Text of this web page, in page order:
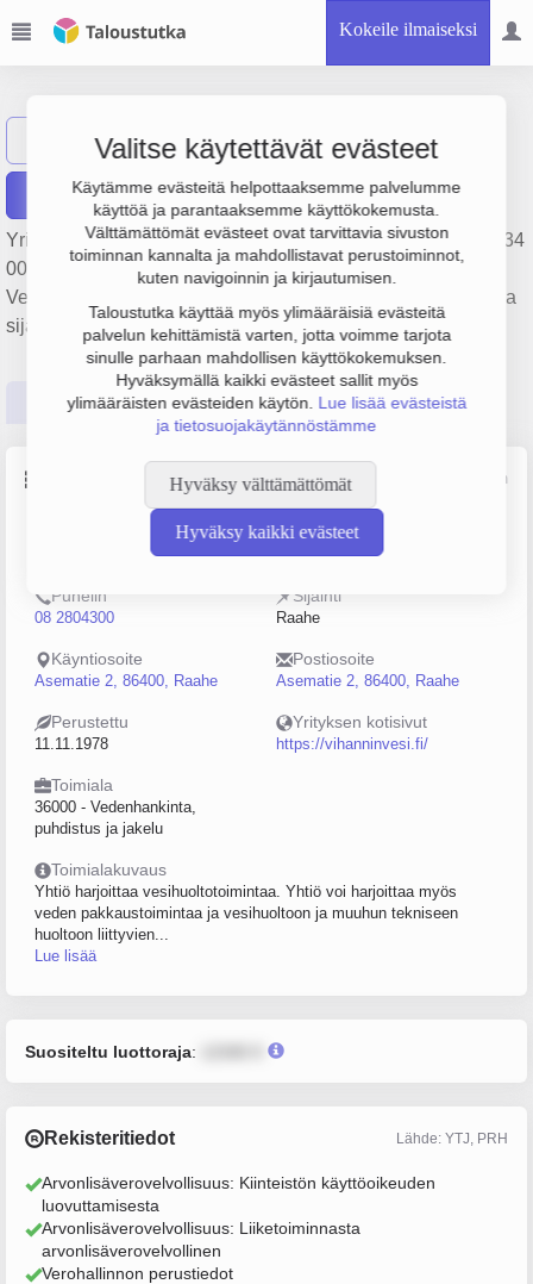
Kokeile ilmaiseksi
Valitse käytettävät evästeet
Käytämme evästeitä helpottaaksemme palvelumme
käyttöä ja parantaaksemme käyttökokemusta.
Välttämättömät evästeet ovat tarvittavia sivuston
toiminnan kannalta ja mahdollistavat perustoiminnot,
kuten navigoinnin ja kirjautumisen.
Taloustutka käyttää myös ylimääräisiä evästeitä
palvelun kehittämistä varten, jotta voimme tarjota
sinulle parhaan mahdollisen käyttökokemuksen.
Hyväksymällä kaikki evästeet sallit myös
ylimääräisten evästeiden käytön. Lue lisää evästeistä
ja tietosuojakäytännöstämme
Hyväksy välttämättömät
Hyväksy kaikki evästeet
Näytä haku Vihannin Vesi Oy
Raportit
Yrityksen Vihannin Vesi Oy liikevaihto on 1.3 milj. €, tulos 134
000 € ja henkilöstömäärä 6. Sen päätoimiala on
Vedenhankinta, puhdistus ja jakelu, perustamisvuosi 1978 ja
sijainti Raahe. Yrityksen yhtiömuoto Osakeyhtiö (OY).
Perustiedot Tilinpäätösluvut Päättäjätiedot
Lähde: YTJ, PRH, Traficom
Henkilöstömäärä
5–9
Puhelin
08 2804300
Sijainti
Raahe
Käyntiosoite
Asematie 2, 86400, Raahe
Postiosoite
Asematie 2, 86400, Raahe
Perustettu
11.11.1978
Yrityksen kotisivut
https://vihanninvesi.fi/
Toimiala
36000 - Vedenhankinta,
puhdistus ja jakelu
Toimialakuvaus
Yhtiö harjoittaa vesihuoltotoimintaa. Yhtiö voi harjoittaa myös
veden pakkaustoimintaa ja vesihuoltoon ja muuhun tekniseen
huoltoon liittyvien...
Lue lisää
Suositeltu luottoraja:
Rekisteritiedot Lähde: YTJ, PRH
Arvonlisäverovelvollisuus: Kiinteistön käyttöoikeuden
luovuttamisesta
Arvonlisäverovelvollisuus: Liiketoiminnasta
arvonlisäverovelvollinen
Verohallinnon perustiedot